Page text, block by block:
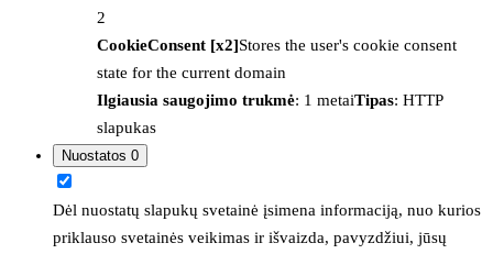
2
CookieConsent [x2]Stores the user's cookie consent
state for the current domain
Ilgiausia saugojimo trukmė: 1 metaiTipas: HTTP
slapukas
Nuostatos 0
Dėl nuostatų slapukų svetainė įsimena informaciją, nuo kurios
priklauso svetainės veikimas ir išvaizda, pavyzdžiui, jūsų